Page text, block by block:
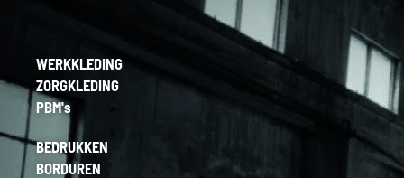
WERKKLEDING
ZORGKLEDING
PBM's
BEDRUKKEN
BORDUREN